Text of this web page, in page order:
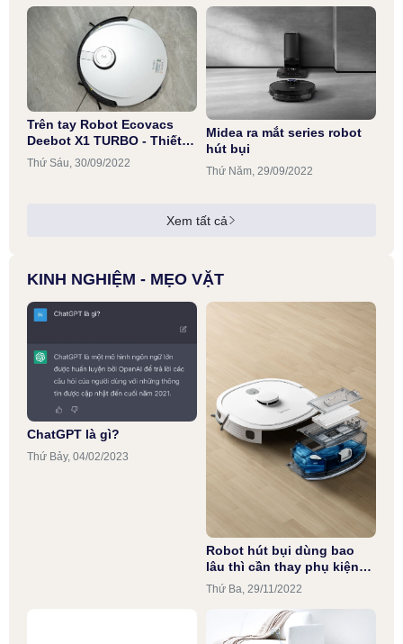
Trên tay Robot Ecovacs
Deebot X1 TURBO - Thiết
kế sang trọng, nhiều tính
năng hiện đại
Thứ Sáu, 30/09/2022
Midea ra mắt series robot
hút bụi
Thứ Năm, 29/09/2022
Xem tất cả
KINH NGHIỆM - MẸO VẶT
ChatGPT là gì?
Thứ Bảy, 04/02/2023
Robot hút bụi dùng bao
lâu thì cần thay phụ kiện
định kỳ?
Thứ Ba, 29/11/2022